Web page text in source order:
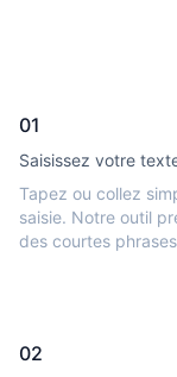
01
Saisissez votre
Tapez ou collez
saisie. Notre outil
des courtes
02